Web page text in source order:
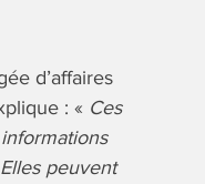
d’affaires
: « Ces
peuvent